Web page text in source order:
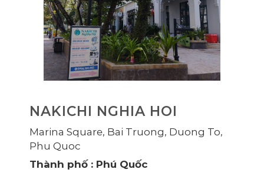
NAKICHI NGHIA HOI
Marina Square, Bai Truong, Duong To,
Phu Quoc
Thành phố: Phú Quốc